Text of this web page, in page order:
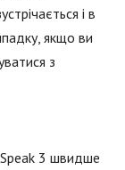
і в
якщо ви
з
3 швидше